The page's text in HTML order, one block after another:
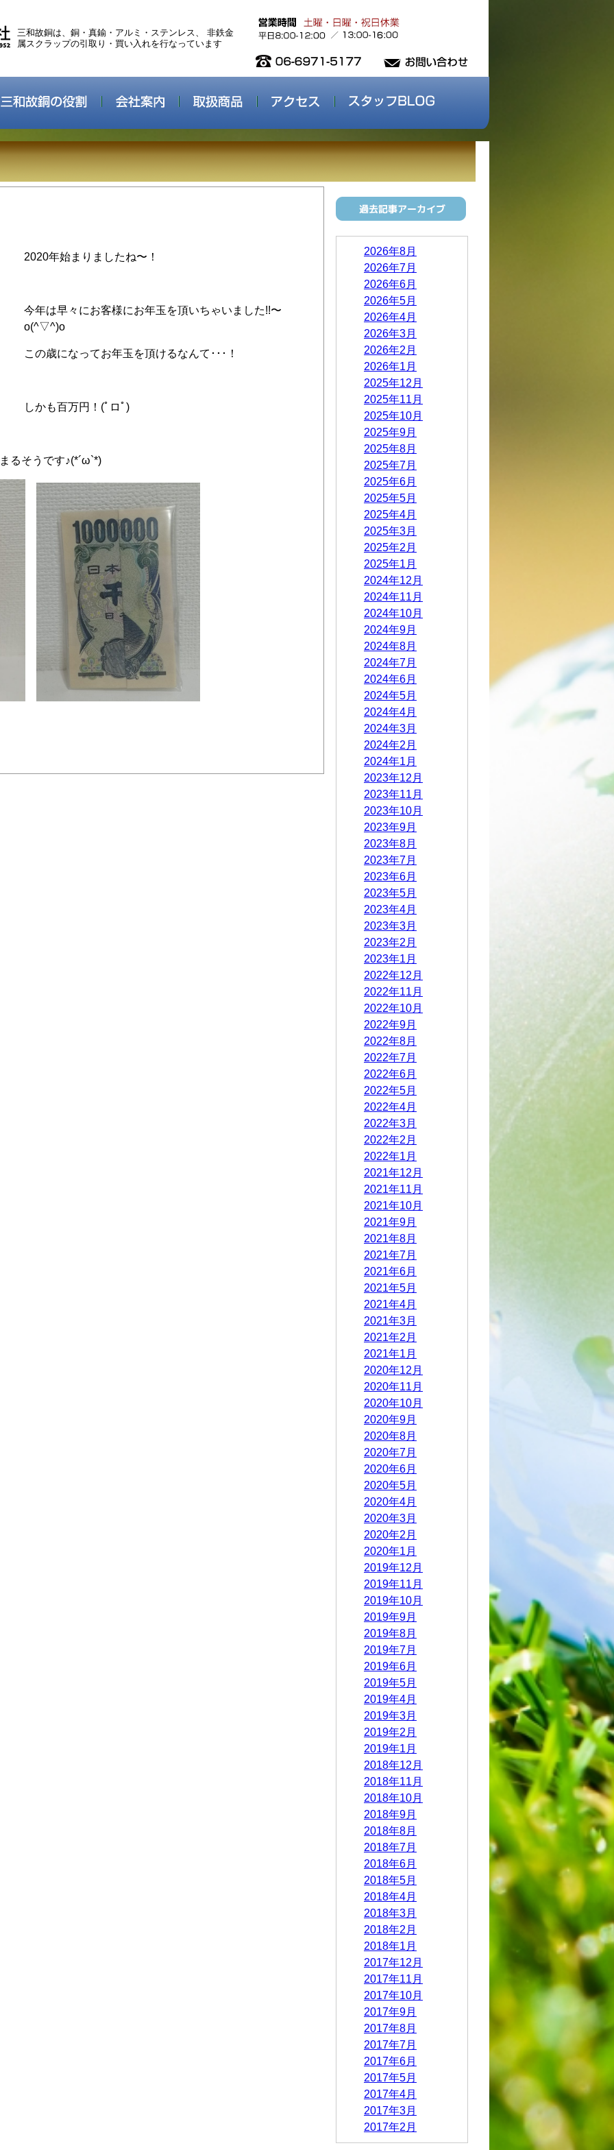
三和故銅は、銅・真鍮・アルミ・ステンレス、 非鉄金
属スクラップの引取り・買い入れを行なっています
2020年始まりましたね〜！
今年は早々にお客様にお年玉を頂いちゃいました!!〜
o(^▽^)o
この歳になってお年玉を頂けるなんて･･･！
しかも百万円！(ﾟロﾟ)
るそうです♪(*´ω`*)
2026年8月
2026年7月
2026年6月
2026年5月
2026年4月
2026年3月
2026年2月
2026年1月
2025年12月
2025年11月
2025年10月
2025年9月
2025年8月
2025年7月
2025年6月
2025年5月
2025年4月
2025年3月
2025年2月
2025年1月
2024年12月
2024年11月
2024年10月
2024年9月
2024年8月
2024年7月
2024年6月
2024年5月
2024年4月
2024年3月
2024年2月
2024年1月
2023年12月
2023年11月
2023年10月
2023年9月
2023年8月
2023年7月
2023年6月
2023年5月
2023年4月
2023年3月
2023年2月
2023年1月
2022年12月
2022年11月
2022年10月
2022年9月
2022年8月
2022年7月
2022年6月
2022年5月
2022年4月
2022年3月
2022年2月
2022年1月
2021年12月
2021年11月
2021年10月
2021年9月
2021年8月
2021年7月
2021年6月
2021年5月
2021年4月
2021年3月
2021年2月
2021年1月
2020年12月
2020年11月
2020年10月
2020年9月
2020年8月
2020年7月
2020年6月
2020年5月
2020年4月
2020年3月
2020年2月
2020年1月
2019年12月
2019年11月
2019年10月
2019年9月
2019年8月
2019年7月
2019年6月
2019年5月
2019年4月
2019年3月
2019年2月
2019年1月
2018年12月
2018年11月
2018年10月
2018年9月
2018年8月
2018年7月
2018年6月
2018年5月
2018年4月
2018年3月
2018年2月
2018年1月
2017年12月
2017年11月
2017年10月
2017年9月
2017年8月
2017年7月
2017年6月
2017年5月
2017年4月
2017年3月
2017年2月